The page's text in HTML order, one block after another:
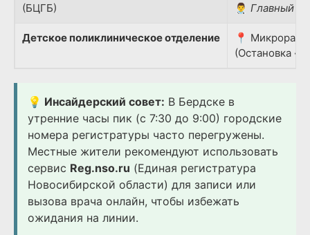
(БЦГБ)
👨‍⚕️ Главный
Детское поликлиническое отделение
📍
(Остановка
💡 Инсайдерский совет: В Бердске в
утренние часы пик (с 7:30 до 9:00) городские
номера регистратуры часто перегружены.
Местные жители рекомендуют использовать
сервис Reg.nso.ru (Единая регистратура
Новосибирской области) для записи или
вызова врача онлайн, чтобы избежать
ожидания на линии.